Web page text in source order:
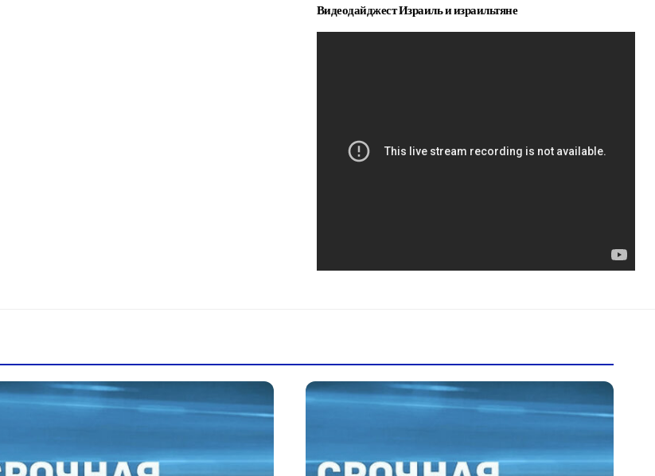
Видеодайджест Израиль и израильтяне